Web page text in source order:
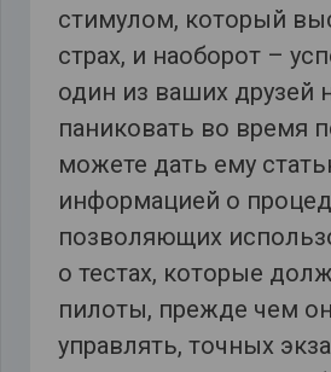
стимулом, который
страх, и наоборот –
один из ваших друзей
паниковать во время
можете дать ему
информацией о
позволяющих
о тестах, которые
пилоты, прежде чем
управлять, точных